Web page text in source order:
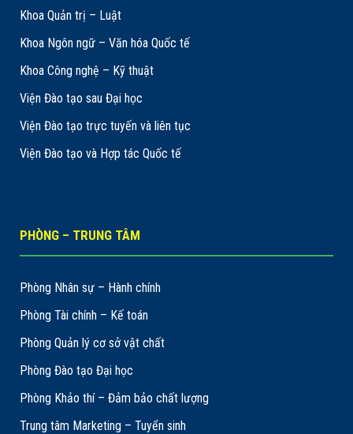
Khoa Quản trị – Luật
Khoa Ngôn ngữ – Văn hóa Quốc tế
Khoa Công nghệ – Kỹ thuật
Viện Đào tạo sau Đại học
Viện Đào tạo trực tuyến và liên tục
Viện Đào tạo và Hợp tác Quốc tế
PHÒNG – TRUNG TÂM
Phòng Nhân sự – Hành chính
Phòng Tài chính – Kế toán
Phòng Quản lý cơ sở vật chất
Phòng Đào tạo Đại học
Phòng Khảo thí – Đảm bảo chất lượng
Trung tâm Marketing – Tuyển sinh